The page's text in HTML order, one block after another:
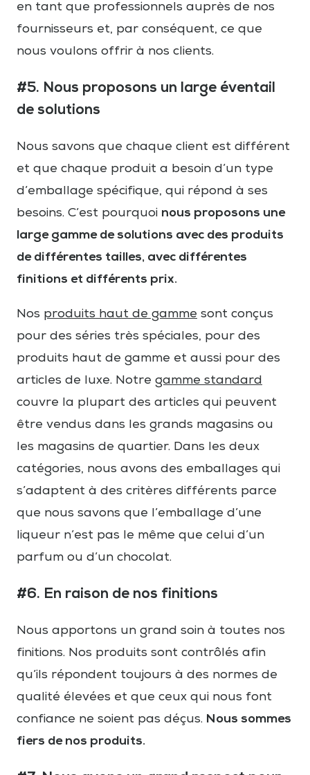
en tant que professionnels auprès de nos
fournisseurs et, par conséquent, ce que
nous voulons offrir à nos clients.
#5. Nous proposons un large éventail
de solutions
Nous savons que chaque client est différent
et que chaque produit a besoin d’un type
d’emballage spécifique, qui répond à ses
besoins. C’est pourquoi nous proposons une
large gamme de solutions avec des produits
de différentes tailles, avec différentes
finitions et différents prix.
Nos produits haut de gamme sont conçus
pour des séries très spéciales, pour des
produits haut de gamme et aussi pour des
articles de luxe. Notre gamme standard
couvre la plupart des articles qui peuvent
être vendus dans les grands magasins ou
les magasins de quartier. Dans les deux
catégories, nous avons des emballages qui
s’adaptent à des critères différents parce
que nous savons que l’emballage d’une
liqueur n’est pas le même que celui d’un
parfum ou d’un chocolat.
#6. En raison de nos finitions
Nous apportons un grand soin à toutes nos
finitions. Nos produits sont contrôlés afin
qu’ils répondent toujours à des normes de
qualité élevées et que ceux qui nous font
confiance ne soient pas déçus. Nous sommes
fiers de nos produits.